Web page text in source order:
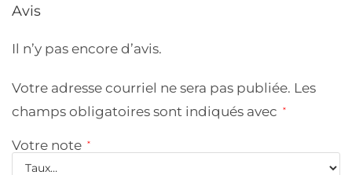
Avis
Il n’y pas encore d’avis.
Votre adresse courriel ne sera pas publiée. Les
champs obligatoires sont indiqués avec
*
Votre note *